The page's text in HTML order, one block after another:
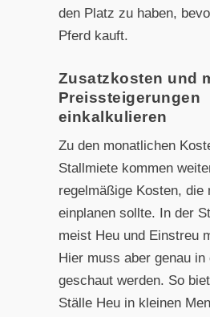
den Platz zu haben,
Pferd kauft.
Zusatzkosten und
Preissteigerungen
einkalkulieren
Zu den monatlichen
Stallmiete kommen
regelmäßige Kosten, die
einplanen sollte. In der
meist Heu und Einstreu
Hier muss aber genau in
geschaut werden. So
Ställe Heu in kleinen